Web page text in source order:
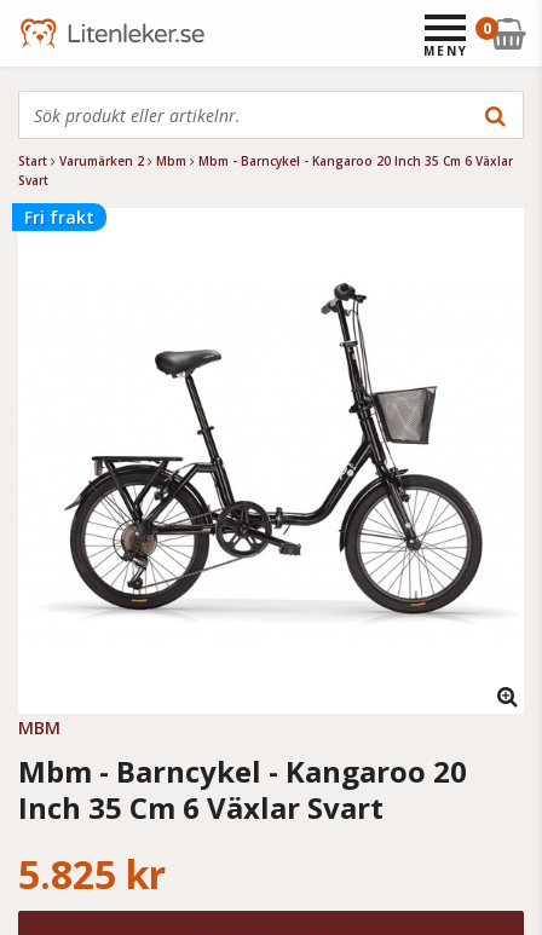
Start Varumärken 2 Mbm
Mbm - Barncykel - Kangaroo 20 Inch 35 Cm 6 Växlar
Svart
Fri frakt
MBM
Mbm - Barncykel - Kangaroo 20
Inch 35 Cm 6 Växlar Svart
5.825 kr
0
MENY